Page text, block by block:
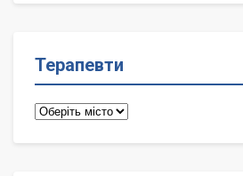
Терапевти
Терапевти